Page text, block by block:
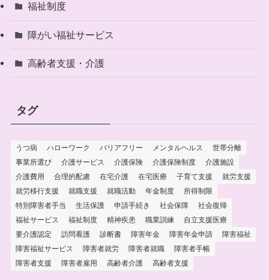
福祉制度
障がい福祉サービス
高齢者支援・介護
タグ
うつ病 ハローワーク バリアフリー メンタルヘルス
世帯分離
事業所選び
介護サービス 介護保険 介護保険制度
介護施設
介護費用
合理的配慮 在宅介護 在宅医療 子育て支援
就労支援
就労移行支援
就職支援 就職活動 年金制度
所得制限
特別障害者手当
生活保護 申請手続き 社会保障
社会復帰
福祉サービス
福祉制度 精神疾患 職業訓練
自立支援医療
要介護認定
訪問看護 診断書 障害年金 障害年金申請
障害福祉
障害福祉サービス
障害者就労 障害者就職
障害者手帳
障害者支援
障害者雇用 高齢者介護 高齢者支援